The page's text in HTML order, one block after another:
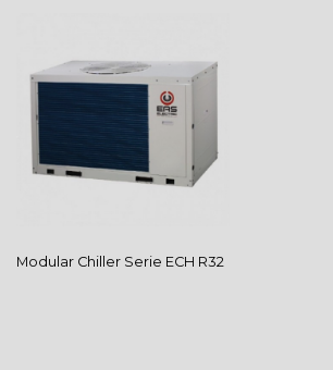
Modular Chiller Serie ECH R32